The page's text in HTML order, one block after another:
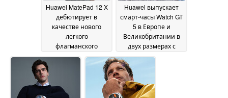
Huawei MatePad 12 X
дебютирует в
качестве нового
легкого
флагманского
планшета19 September
Huawei выпускает
смарт-часы Watch GT
5 в Европе и
Великобритании в
двух размерах с
подарком на раннем
этапе продаж